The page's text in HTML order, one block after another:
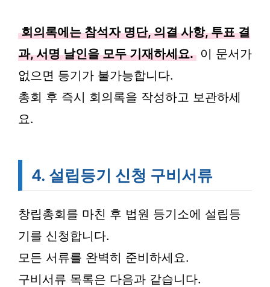
회의록에는 참석자 명단, 의결 사항, 투표 결
과, 서명 날인을 모두 기재하세요. 이 문서가
없으면 등기가 불가능합니다.
총회 후 즉시 회의록을 작성하고 보관하세
요.
4. 설립등기 신청 구비서류
창립총회를 마친 후 법원 등기소에 설립등
기를 신청합니다.
모든 서류를 완벽히 준비하세요.
구비서류 목록은 다음과 같습니다.